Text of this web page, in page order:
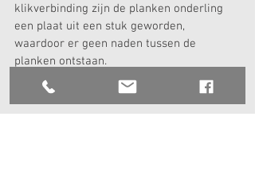
klikverbinding zijn de planken onderling
een plaat uit een stuk geworden,
waardoor er geen naden tussen de
planken ontstaan.